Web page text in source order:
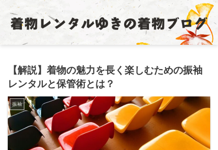
【解説】着物の魅力を長く楽しむための振袖
レンタルと保管術とは？
振袖